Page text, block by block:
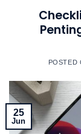
POSTED
25
Jun